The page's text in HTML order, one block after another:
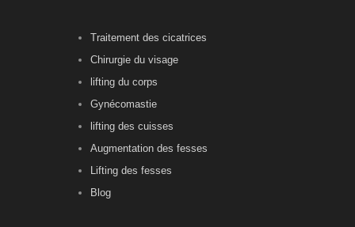
Traitement des cicatrices
Chirurgie du visage
lifting du corps
Gynécomastie
lifting des cuisses
Augmentation des fesses
Lifting des fesses
Blog